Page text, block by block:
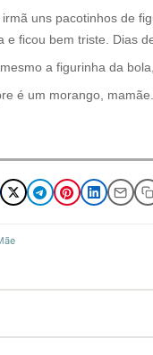
uns pacotinhos de
e ficou bem triste. Dias
a figurinha da
é um morango, mamãe.